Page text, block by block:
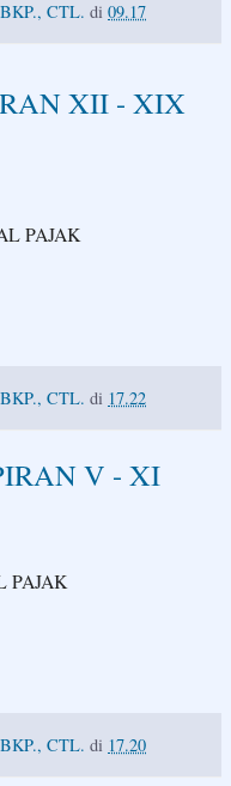
CTL. di 09.17
XII - XIX
PAJAK
CTL. di 17.22
V - XI
PAJAK
CTL. di 17.20